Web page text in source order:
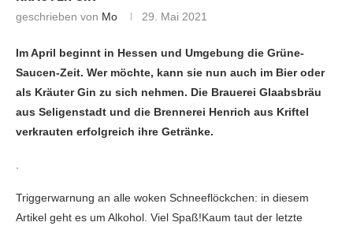
geschrieben von Mo 29. Mai 2021
Im April beginnt in Hessen und Umgebung die Grüne-
Saucen-Zeit. Wer möchte, kann sie nun auch im Bier oder
als Kräuter Gin zu sich nehmen. Die Brauerei Glaabsbräu
aus Seligenstadt und die Brennerei Henrich aus Kriftel
verkrauten erfolgreich ihre Getränke.
Triggerwarnung an alle woken Schneeflöckchen: in diesem
Artikel geht es um Alkohol. Viel Spaß!Kaum taut der letzte